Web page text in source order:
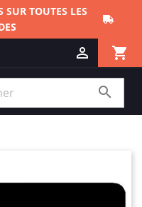
SUR TOUTES LES
shopping_cart

